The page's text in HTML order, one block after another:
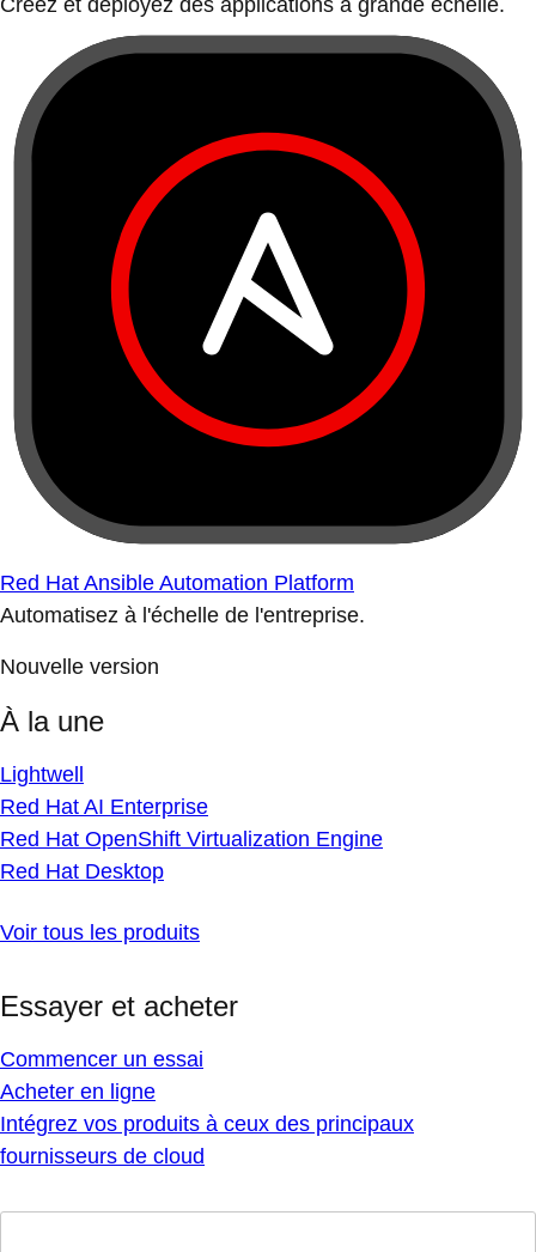
Créez et déployez des applications à grande échelle.
Red Hat Ansible Automation Platform
Automatisez à l'échelle de l'entreprise.
Nouvelle version
À la une
Lightwell
Red Hat AI Enterprise
Red Hat OpenShift Virtualization Engine
Red Hat Desktop
Voir tous les produits
Essayer et acheter
Commencer un essai
Acheter en ligne
Intégrez vos produits à ceux des principaux
fournisseurs de cloud